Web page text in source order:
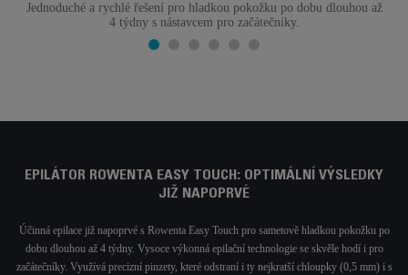
Jednoduché a rychlé řešení pro hladkou pokožku po dobu dlouhou až
4 týdny s nástavcem pro začátečníky.
EPILÁTOR ROWENTA EASY TOUCH: OPTIMÁLNÍ VÝSLEDKY
JIŽ NAPOPRVÉ
Účinná epilace již napoprvé s Rowenta Easy Touch pro sametově hladkou pokožku po
dobu dlouhou až 4 týdny. Vysoce výkonná epilační technologie se skvěle hodí i pro
začátečníky. Využívá precizní pinzety, které odstraní i ty nejkratší chloupky (0,5 mm) i s